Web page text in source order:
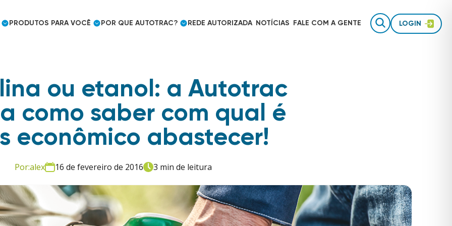
Cargas frigorificadas
Eficiência logística
Controle de jornada
Gestão de equipes de campo
Rastreamento para uso pessoal
Inteligência de dados
PRODUTOS PARA VOCÊ
Caminhoneiro Autônomo
Mercado Segurador
Embarcador
Uso pessoal
POR QUE AUTOTRAC?
Prêmios e Reconhecimento
AUTOTRAC É INVESTIMENTO
REDE AUTORIZADA NOTÍCIAS FALE COM A GENTE LOGIN
ou etanol: a Autotrac
como saber com qual é
econômico abastecer!
Por:alex 16 de fevereiro de 2016 3 min de leitura